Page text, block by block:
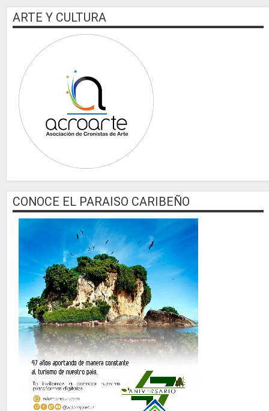
ARTE Y CULTURA
CONOCE EL PARAISO CARIBEÑO